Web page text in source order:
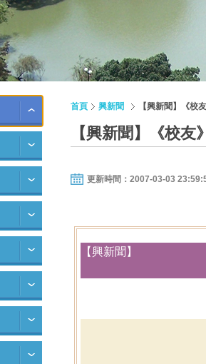
首頁 興新聞 【興新聞】《校
【興新聞】《校
更新時間：2007-03-03
【興新聞】